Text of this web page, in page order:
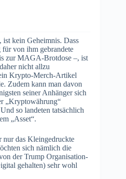
kein Geheimnis. Dass
von ihm gebrandete
zur MAGA-Brotdose –, ist
nicht allzu
Krypto-Merch-Artikel
Zudem kann man davon
seiner Anhänger sich
„Kryptowährung“
so landeten tatsächlich
„Asset“.
nur das Kleingedruckte
sich nämlich die
der Trump Organisation-
gehalten) sehr wohl